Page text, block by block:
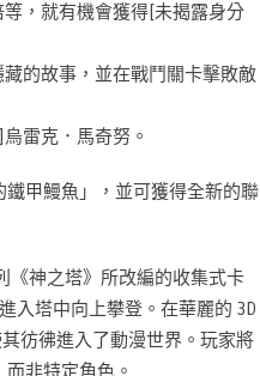
，就有機會獲得[未揭露身分
的故事，並在戰鬥關卡擊敗敵
雷克．馬奇努。
甲鰻魚」，並可獲得全新的聯
《神之塔》所改編的收集式卡
入塔中向上攀登。在華麗的 3D
彷彿進入了動漫世界。玩家將
非特定角色。